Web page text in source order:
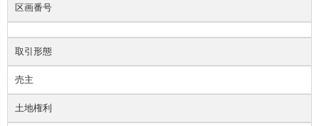
区画番号
取引形態
売主
土地権利